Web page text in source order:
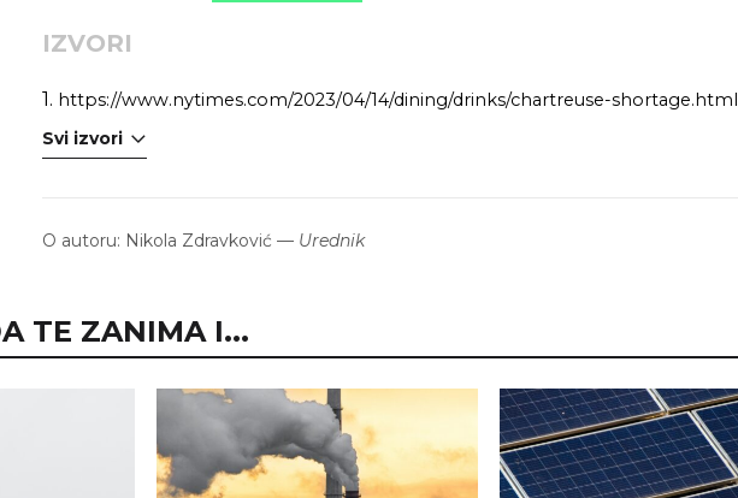
IZVORI
1. https://www.nytimes.com/2023/04/14/dining/drinks/chartreuse-shortage.html
Svi izvori
O autoru: Nikola Zdravković — Urednik
TE ZANIMA I...